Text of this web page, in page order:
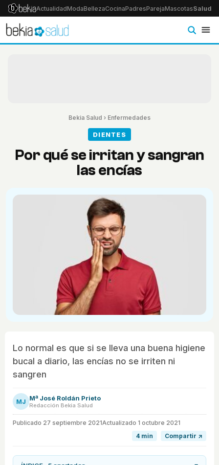
ActualidadModaBellezaCocinaPadresParejaMascotasSalud
Bekia Salud › Enfermedades
DIENTES
Por qué se irritan y sangran
las encías
Lo normal es que si se lleva una buena higiene
bucal a diario, las encías no se irriten ni
sangren
MJ Mª José Roldán Prieto
Redacción Bekia Salud
Publicado 27 septiembre 2021Actualizado 1 octubre 2021
4 min
Compartir ↗